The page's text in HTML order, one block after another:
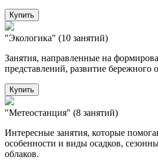
Купить
"Экологика" (10 занятий)
Занятия, направленные на
представлений, развитие бережного
Купить
"Метеостанция" (8 занятий)
Интересные занятия, которые
особенности и виды осадков,
облаков.